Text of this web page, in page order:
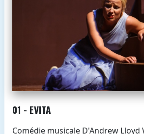
01 - EVITA
Comédie musicale D'Andrew Lloyd